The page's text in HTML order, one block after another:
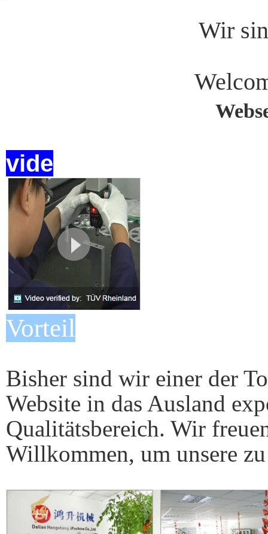
Wir
vide
Vorteil
Bisher sind wir einer der
Website in das Ausland
Qualitätsbereich. Wir
Willkommen, um unsere